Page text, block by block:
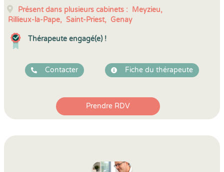
Présent dans plusieurs cabinets : Meyzieu,
Rillieux-la-Pape, Saint-Priest, Genay
Thérapeute engagé(e) !
Contacter Fiche du thérapeute
Prendre RDV